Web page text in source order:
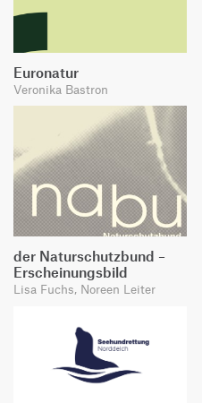
Euronatur
Veronika Bastron
der Naturschutzbund –
Erscheinungsbild
Lisa Fuchs, Noreen Leiter